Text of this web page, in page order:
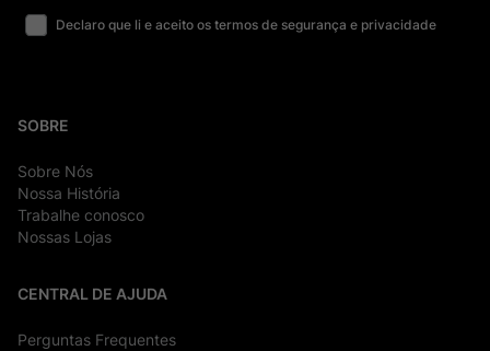
Declaro que li e aceito os termos de segurança e privacidade
SOBRE
Sobre Nós
Nossa História
Trabalhe conosco
Nossas Lojas
CENTRAL DE AJUDA
Perguntas Frequentes